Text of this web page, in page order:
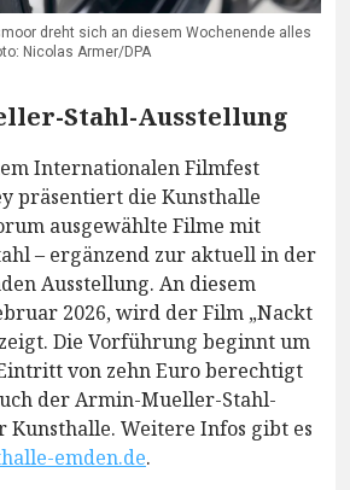
dreht sich an diesem Wochenende alles
Nicolas Armer/DPA
Stahl-Ausstellung
Internationalen Filmfest
präsentiert die Kunsthalle
ausgewählte Filme mit
– ergänzend zur aktuell in der
Ausstellung. An diesem
2026, wird der Film „Nackt
Die Vorführung beginnt um
von zehn Euro berechtigt
der Armin-Mueller-Stahl-
Kunsthalle. Weitere Infos gibt es
emden.de.